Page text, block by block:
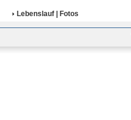
Lebenslauf | Fotos